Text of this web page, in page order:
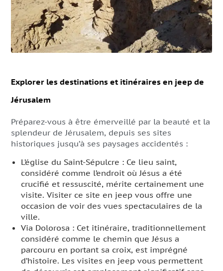
Explorer les destinations et itinéraires en jeep de
Jérusalem
Préparez-vous à être émerveillé par la beauté et la
splendeur de Jérusalem, depuis ses sites
historiques jusqu’à ses paysages accidentés :
L’église du Saint-Sépulcre : Ce lieu saint,
considéré comme l’endroit où Jésus a été
crucifié et ressuscité, mérite certainement une
visite. Visiter ce site en jeep vous offre une
occasion de voir des vues spectaculaires de la
ville.
Via Dolorosa : Cet itinéraire, traditionnellement
considéré comme le chemin que Jésus a
parcouru en portant sa croix, est imprégné
d’histoire. Les visites en jeep vous permettent